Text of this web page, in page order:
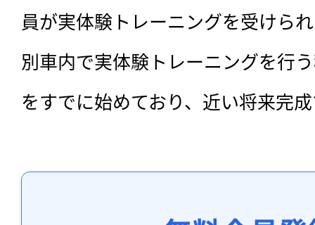
員が実体験トレーニングを受けら
別車内で実体験トレーニングを行
をすでに始めており、近い将来完